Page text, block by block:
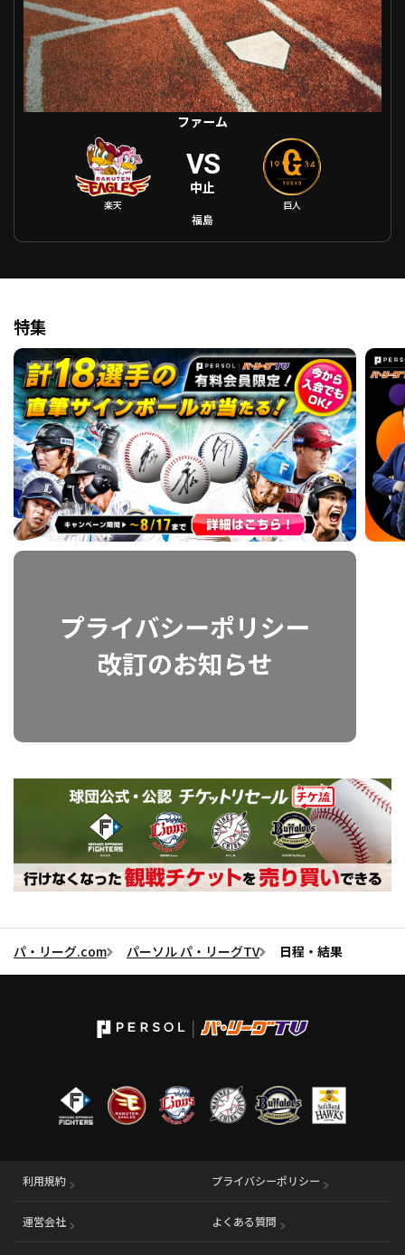
ファーム
楽天
VS
中止
巨人
福島
特集
パ・リーグ.com パーソル パ・リーグTV 日程・結果
利用規約 プライバシーポリシー
運営会社 （別ウィンドウで開く） よくある質問